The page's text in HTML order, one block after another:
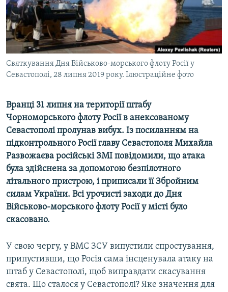
ВІДЕОУРОКИ «ELIFBE»
СВІДЧЕННЯ ОКУПАЦІЇ
УКРАЇНСЬКА ПРОБЛЕМА КРИМУ
ІНФОГРАФІКА
Русский
Qırımtatar
ДОЛУЧАЙСЯ!
Усі сайти RFE/RL
Святкування Дня Військово-морського флоту Росії у
Севастополі, 28 липня 2019 року. Ілюстраційне фото
Вранці 31 липня на території штабу
Чорноморського флоту Росії в анексованому
Севастополі пролунав вибух. Із посиланням на
підконтрольного Росії главу Севастополя Михайла
Развожаєва російські ЗМІ повідомили, що атака
була здійснена за допомогою безпілотного
літального пристрою, і приписали її Збройним
силам України. Всі урочисті заходи до Дня
Військово-морського флоту Росії у місті було
скасовано.
У свою чергу, у ВМС ЗСУ випустили спростування,
припустивши, що Росія сама інсценувала атаку на
штаб у Севастополі, щоб виправдати скасування
свята. Що сталося у Севастополі? Яке значення для